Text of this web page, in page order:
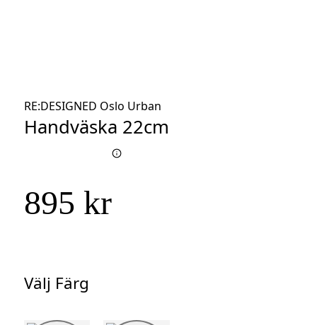
RE:DESIGNED Oslo Urban
Handväska 22cm
895 kr
Välj Färg
Välj Färg